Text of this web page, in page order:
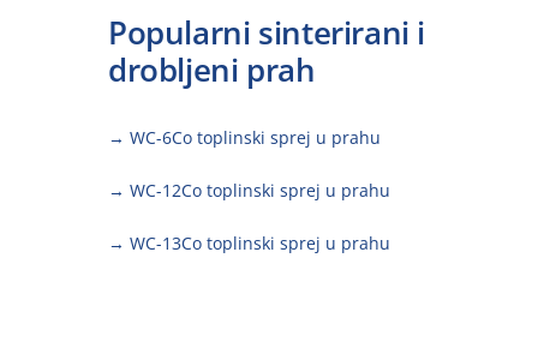
Popularni sinterirani i
drobljeni prah
→ WC-6Co toplinski sprej u prahu
→ WC-12Co toplinski sprej u prahu
→ WC-13Co toplinski sprej u prahu